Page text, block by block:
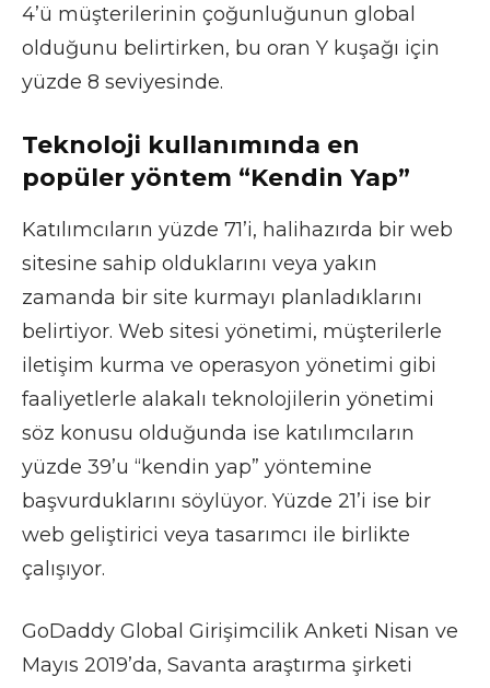
4’ü müşterilerinin çoğunluğunun global
olduğunu belirtirken, bu oran Y kuşağı için
yüzde 8 seviyesinde.
Teknoloji kullanımında en
popüler yöntem “Kendin Yap”
Katılımcıların yüzde 71’i, halihazırda bir web
sitesine sahip olduklarını veya yakın
zamanda bir site kurmayı planladıklarını
belirtiyor. Web sitesi yönetimi, müşterilerle
iletişim kurma ve operasyon yönetimi gibi
faaliyetlerle alakalı teknolojilerin yönetimi
söz konusu olduğunda ise katılımcıların
yüzde 39’u “kendin yap” yöntemine
başvurduklarını söylüyor. Yüzde 21’i ise bir
web geliştirici veya tasarımcı ile birlikte
çalışıyor.
GoDaddy Global Girişimcilik Anketi Nisan ve
Mayıs 2019’da, Savanta araştırma şirketi